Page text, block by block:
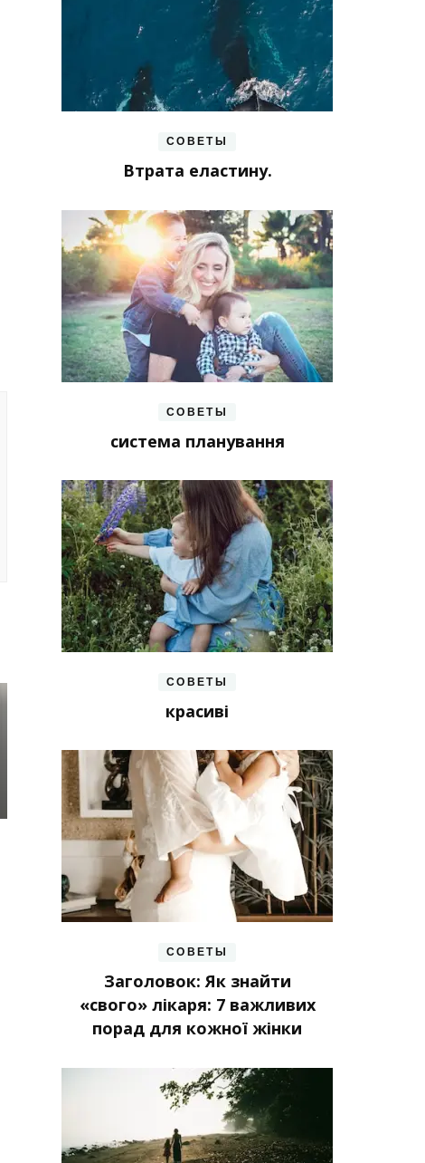
СОВЕТЫ
Втрата еластину.
СОВЕТЫ
система планування
СОВЕТЫ
красиві
СОВЕТЫ
Заголовок: Як знайти
«свого» лікаря: 7 важливих
порад для кожної жінки